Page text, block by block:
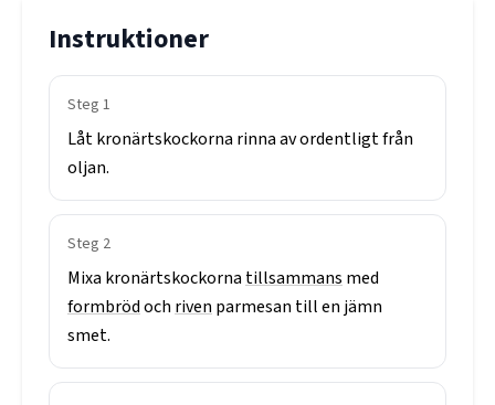
Instruktioner
Steg 1
Låtkronärtskockorna rinnaavordentligtfrån
oljan.
Steg 2
Mixa kronärtskockorna tillsammans med
formbrödoch riven parmesan tillen jämn
smet.